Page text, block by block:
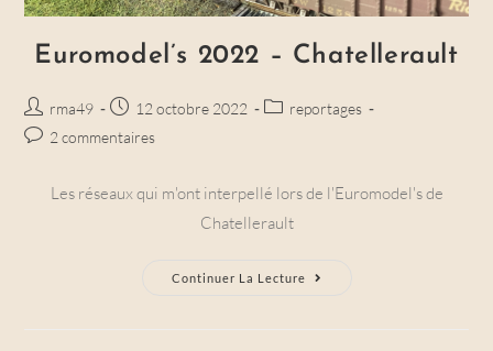
Euromodel’s 2022 – Chatellerault
Auteur/autrice
de
rma49
Post
published:
12 octobre 2022
Postreportages
Post2 commentaires
Les réseaux qui m'ont interpellé lors de l'Euromodel's de
Chatellerault
Continuer La LectureEuromodel’s